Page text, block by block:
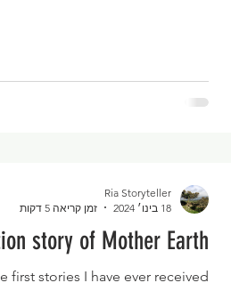
energy that captivated my
story of Mother Earth
first stories I have ever received
Ria Storyteller
18 בינו׳ 2024
זמן קריאה 5 דקות